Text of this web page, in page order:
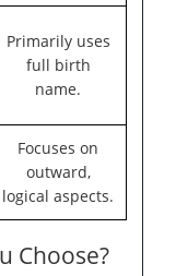
Primarily uses
full birth
name.
Focuses on
outward,
logical aspects.
Choose?